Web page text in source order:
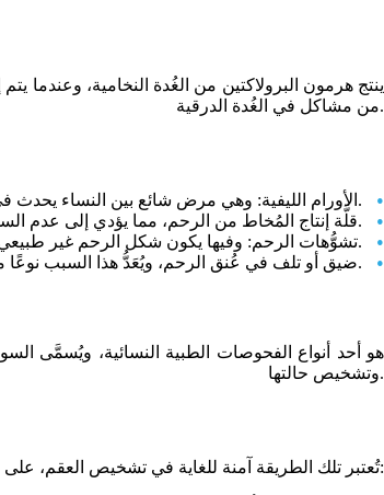
ينتج هرمون البرولاكتين من الغُدة النخامية، وعندما
من مشاكل في الغُدة الدرقية.
الأورام الليفية: وهي مرض شائع بين النساء يحدث في الرحم، وتكون تلك الأورام حميدة، وتؤدي إلى حدوث انسداد في قناة فالوب، وتؤثر على الإباضة والخصوبة عند المرأة.
قلَّة إنتاج المُخاط من الرحم، مما يؤدي إلى عدم السماح بحركة الحيوانات المنوية إلى داخل الرحم وقناة فالوب.
تشوُّهات الرحم: وفيها يكون شكل الرحم غير طبيعي منذ الولادة، مما يؤدي إلى منع الحمل، أو الإجهاض المُتكرِّر.
ضيق أو تلف في عُنق الرحم، ويُعَدُّ هذا السبب نوعًا من التشوُّه الوراثي.
هو أحد أنواع الفحوصات الطبية النسائية، ويُسمَّى
وتشخيص حالتها.
تُعتبر تلك الطريقة آمنة للغاية في تشخيص العقم، على عكس بعض الأشعَّة الأخرى التي تُستخدم في (تصوير الرحم)، وتتم كالتالي: